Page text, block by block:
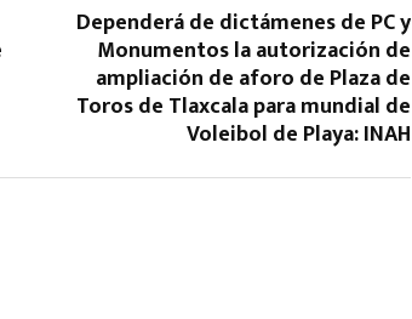
Dependerá de dictámenes de PC y
Monumentos la autorización de
ampliación de aforo de Plaza de
Toros de Tlaxcala para mundial de
Voleibol de Playa: INAH